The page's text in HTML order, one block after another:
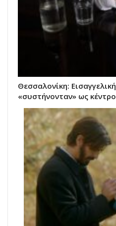
Θεσσαλονίκη:
«συστήνονταν» ως